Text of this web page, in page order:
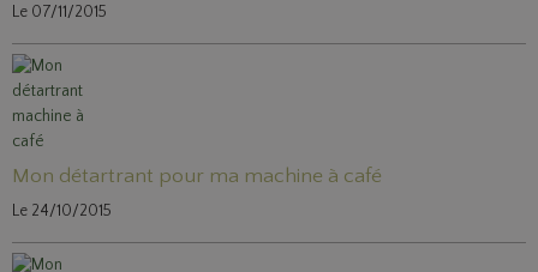
Le 07/11/2015
Mon détartrant pour ma machine à café
Le 24/10/2015